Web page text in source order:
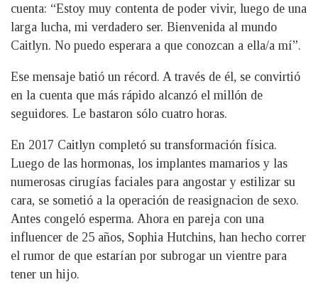
cuenta: “Estoy muy contenta de poder vivir, luego de una
larga lucha, mi verdadero ser. Bienvenida al mundo
Caitlyn. No puedo esperara a que conozcan a ella/a mí”.
Ese mensaje batió un récord. A través de él, se convirtió
en la cuenta que más rápido alcanzó el millón de
seguidores. Le bastaron sólo cuatro horas.
En 2017 Caitlyn completó su transformación física.
Luego de las hormonas, los implantes mamarios y las
numerosas cirugías faciales para angostar y estilizar su
cara, se sometió a la operación de reasignacion de sexo.
Antes congeló esperma. Ahora en pareja con una
influencer de 25 años, Sophia Hutchins, han hecho correr
el rumor de que estarían por subrogar un vientre para
tener un hijo.